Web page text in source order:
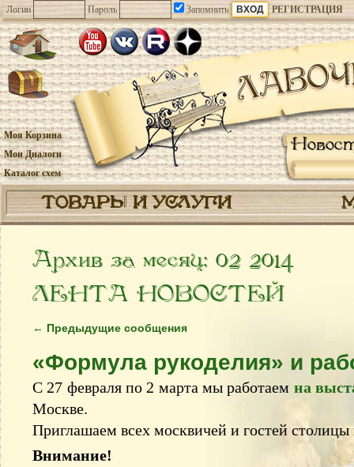
Логин Пароль Запомнить РЕГИСТРАЦИЯ
Моя Корзина
Мои Диалоги
Каталог схем
ТОВАРЫ И УСЛУГИ
Архив за месяц: 02 2014
ЛЕНТА НОВОСТЕЙ
← Предыдущие сообщения
«Формула рукоделия» и
С 27 февраля по 2 марта мы работаем на
Москве.
Приглашаем всех москвичей и гостей
Внимание!